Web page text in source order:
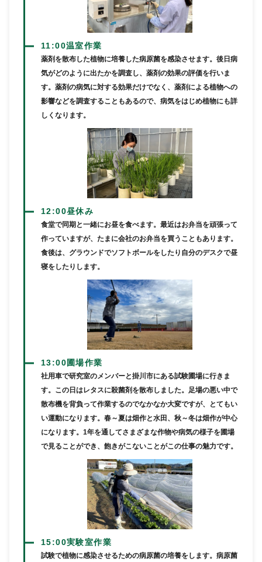
11:00温室作業
薬剤を散布した植物に培養した病原菌を感染させます。後日病
気がどのように出たかを調査し、薬剤の効果の評価を行いま
す。薬剤の病気に対する効果だけでなく、薬剤による植物への
影響などを調査することもあるので、病気をはじめ植物にも詳
しくなります。
12:00昼休み
食堂で同期と一緒にお昼を食べます。最近はお弁当を頑張って
作っていますが、たまに会社のお弁当を買うこともあります。
食後は、グラウンドでソフトボールをしたり自分のデスクで昼
寝をしたりします。
13:00圃場作業
社用車で研究室のメンバーと掛川市にある試験圃場に行きま
す。この日はレタスに殺菌剤を散布しました。足場の悪い中で
散布機を背負って作業するのでなかなか大変ですが、とてもい
い運動になります。春～夏は畑作と水田、秋～冬は畑作が中心
になります。1年を通してさまざまな作物や病気の様子を圃場
で見ることができ、飽きがこないことがこの仕事の魅力です。
15:00実験室作業
試験で植物に感染させるための病原菌の培養をします。病原菌